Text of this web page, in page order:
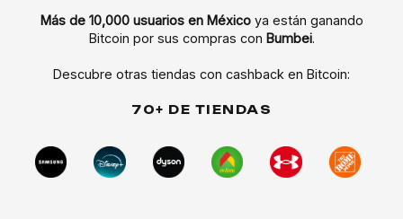
Más de 10,000 usuarios en Méxicoya están ganando
Bitcoin por sus compras con Bumbei.
Descubre otras tiendas con cashback en Bitcoin:
70+ DE TIENDAS